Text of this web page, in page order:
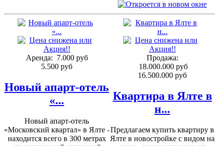
Аренда: 7.000 руб
5.500 руб
Новый апарт-отель
«...
Новый апарт-отель
«Московский квартал» в Ялте -
находится всего в 300 метрах
Продажа:
18.000.000 руб
16.500.000 руб
Квартира в Ялте в
н...
Предлагаем купить квартиру в
Ялте в новостройке с видом на